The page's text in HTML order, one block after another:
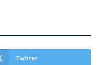
Twitter